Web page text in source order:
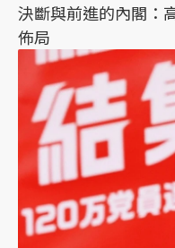
決斷與前進的內閣：
佈局